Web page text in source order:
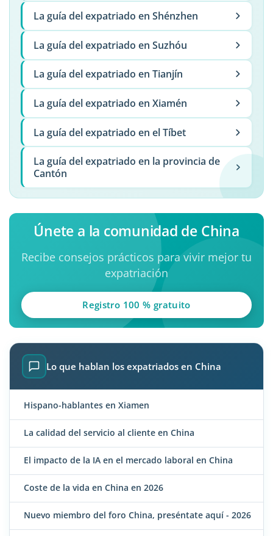
La guía del expatriado en Shénzhen
La guía del expatriado en Suzhóu
La guía del expatriado en Tianjín
La guía del expatriado en Xiamén
La guía del expatriado en el Tíbet
La guía del expatriado en la provincia de
Cantón
Únete a la comunidad de China
Recibe consejos prácticos para vivir mejor tu
expatriación
Registro 100 % gratuito
Lo que hablan los expatriados en China
Hispano-hablantes en Xiamen
La calidad del servicio al cliente en China
El impacto de la IA en el mercado laboral en China
Coste de la vida en China en 2026
Nuevo miembro del foro China, preséntate aquí - 2026